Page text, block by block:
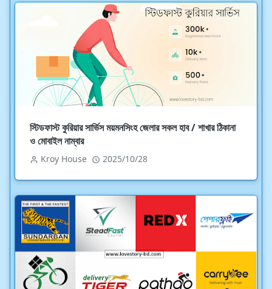
স্টিডফাস্ট কুরিয়ার সার্ভিস ময়মনসিংহ জেলার সকল হাব / শাখার ঠিকানা
ও মোবাইল নাম্বার
Kroy House 2025/10/28